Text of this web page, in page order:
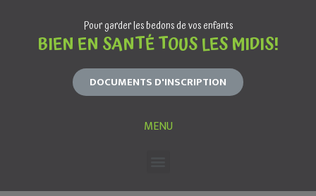
Pour garder les bedons de vos enfants
BIEN EN SANTÉ TOUS LES MIDIS!
DOCUMENTS D'INSCRIPTION
MENU